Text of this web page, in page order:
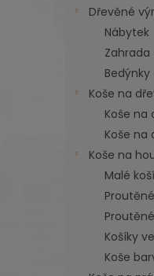
Dřevěné
Nábytek
Koše na
Koše na
Koše na
Koše na
Malé
Košíky
Koše